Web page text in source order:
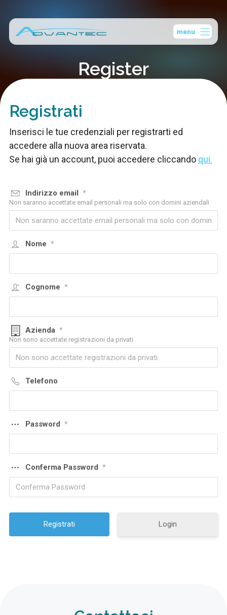
contenuto
menu
Register
Registrati
Inserisci le tue credenziali per registrarti ed
accedere alla nuova area riservata.
Se hai già un account, puoi accedere cliccando qui.
Indirizzo email *
Non saranno accettate email personali ma solo con domini aziendali
Nome *
Cognome *
Azienda *
Non sono accettate registrazioni da privati
Telefono
Password *
Conferma Password *
Login